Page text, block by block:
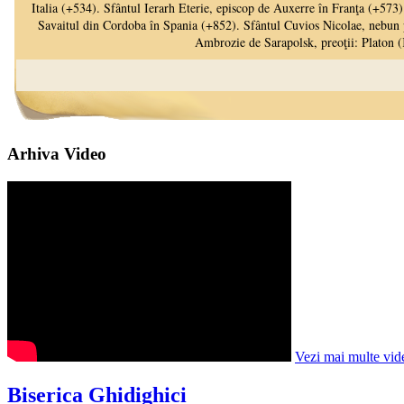
Arhiva Video
Vezi mai multe
Biserica Ghidighici